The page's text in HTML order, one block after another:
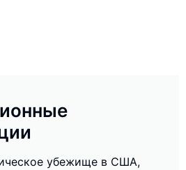
убежище в США,